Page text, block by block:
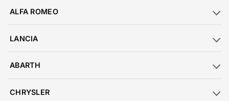
ALFA ROMEO
LANCIA
ABARTH
CHRYSLER